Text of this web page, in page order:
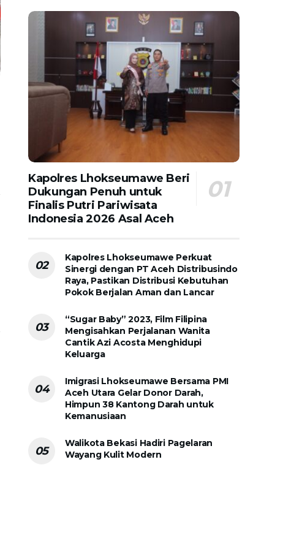
Kapolres Lhokseumawe Beri
Dukungan Penuh untuk
Finalis Putri Pariwisata
Indonesia 2026 Asal Aceh
Kapolres Lhokseumawe Perkuat
Sinergi dengan PT Aceh Distribusindo
Raya, Pastikan Distribusi Kebutuhan
Pokok Berjalan Aman dan Lancar
“Sugar Baby” 2023, Film Filipina
Mengisahkan Perjalanan Wanita
Cantik Azi Acosta Menghidupi
Keluarga
Imigrasi Lhokseumawe Bersama PMI
Aceh Utara Gelar Donor Darah,
Himpun 38 Kantong Darah untuk
Kemanusiaan
Walikota Bekasi Hadiri Pagelaran
Wayang Kulit Modern